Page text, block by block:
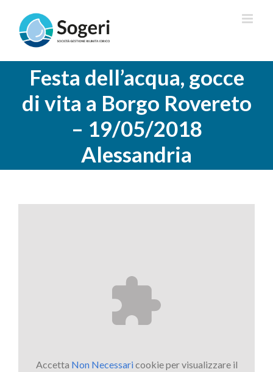
contenuto
Festa dell’acqua, gocce
di vita a Borgo Rovereto
– 19/05/2018
Alessandria
Accetta Non Necessaricookie per visualizzare il